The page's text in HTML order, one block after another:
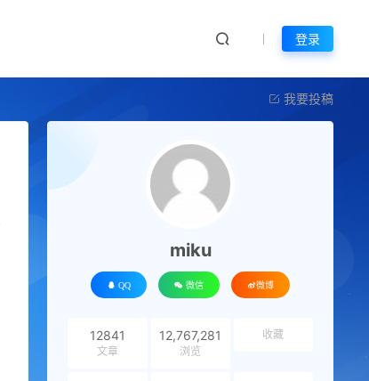
登录
我要投稿
miku
QQ 微信 微博
12841
文章
12,767,281
浏览
收藏